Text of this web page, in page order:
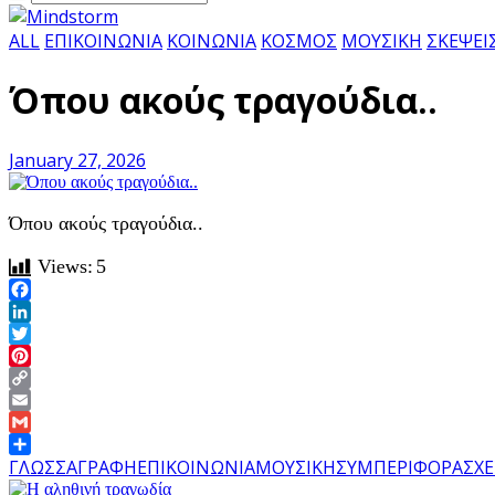
ALL ΕΠΙΚΟΙΝΩΝΙΑ ΚΟΙΝΩΝΙΑ ΚΟΣΜΟΣ ΜΟΥΣΙΚΗ
Όπου ακούς τραγούδια..
January 27, 2026
Όπου ακούς τραγούδια..
Views: 5
Facebook
LinkedIn
Twitter
Pinterest
Copy
Link
Email
Gmail
Share
ΓΛΩΣΣΑΓΡΑΦΗΕΠΙΚΟΙΝΩΝΙΑΜΟΥΣΙΚΗΣΥΜΠΕΡΙΦΟΡΑ